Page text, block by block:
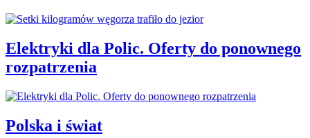
Elektryki dla Polic. Oferty do ponownego
rozpatrzenia
Polska i świat